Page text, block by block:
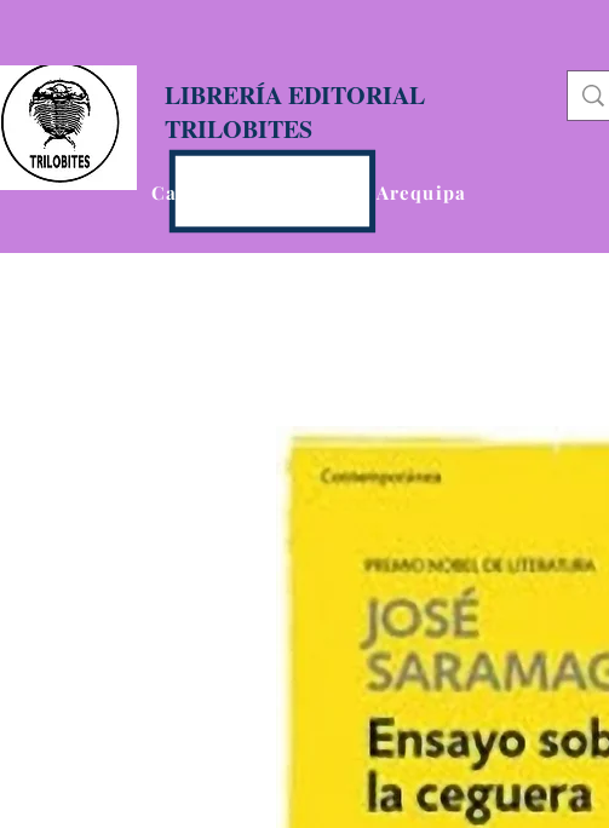
LIBRERÍA EDITORIAL
TRILOBITES
Calle San Agustín 201, Arequipa